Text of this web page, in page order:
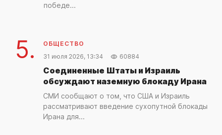
победе...
5.
ОБЩЕСТВО
31 июля 2026, 13:34
60884
Соединенные Штаты и Израиль
обсуждают наземную блокаду Ирана
СМИ сообщают о том, что США и Израиль
рассматривают введение сухопутной блокады
Ирана для...